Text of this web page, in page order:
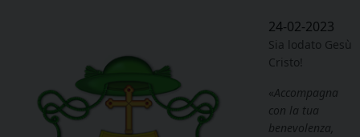
24-02-2023
Sia lodato Gesù
Cristo!
«Accompagna
con la tua
benevolenza,